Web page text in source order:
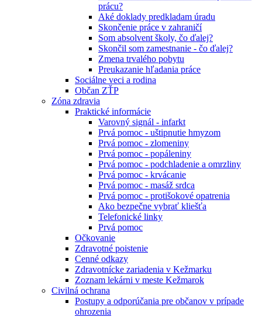
prácu?
Aké doklady predkladam úradu
Skončenie práce v zahraničí
Som absolvent školy, čo ďalej?
Skončil som zamestnanie - čo ďalej?
Zmena trvalého pobytu
Preukazanie hľadania práce
Sociálne veci a rodina
Občan ZŤP
Zóna zdravia
Praktické informácie
Varovný signál - infarkt
Prvá pomoc - uštipnutie hmyzom
Prvá pomoc - zlomeniny
Prvá pomoc - popáleniny
Prvá pomoc - podchladenie a omrzliny
Prvá pomoc - krvácanie
Prvá pomoc - masáž srdca
Prvá pomoc - protišokové opatrenia
Ako bezpečne vybrať kliešťa
Telefonické linky
Prvá pomoc
Očkovanie
Zdravotné poistenie
Cenné odkazy
Zdravotnícke zariadenia v Kežmarku
Zoznam lekárni v meste Kežmarok
Civilná ochrana
Postupy a odporúčania pre občanov v prípade
ohrozenia